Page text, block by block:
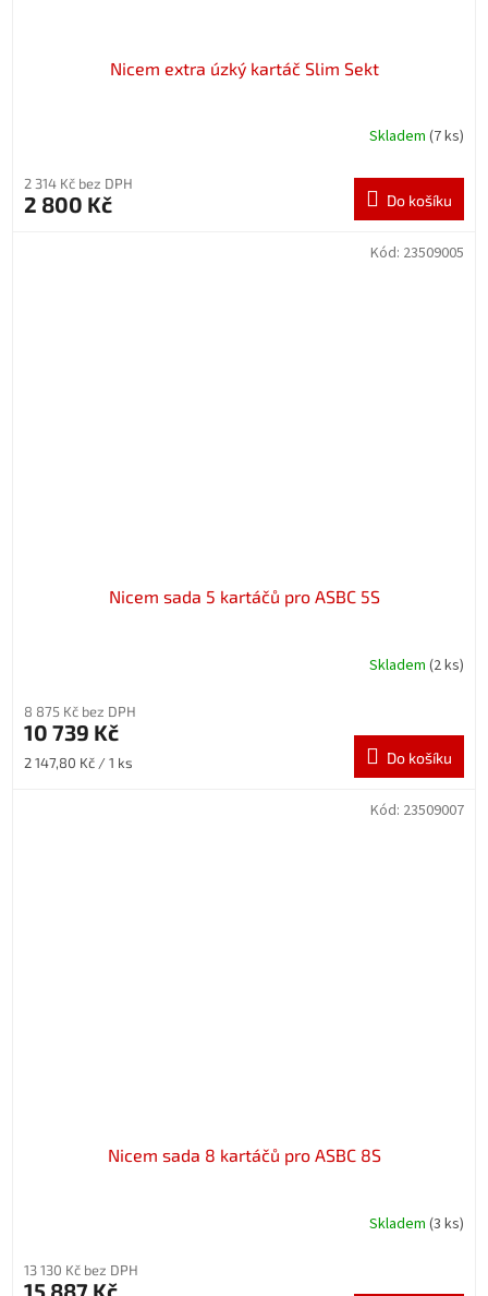
Nicem extra úzký kartáč Slim Sekt
Skladem (7 ks)
2 314 Kč bez DPH
2 800 Kč Do košíku
Nicem sada 5 kartáčů pro ASBC 5S
Skladem (2 ks)
8 875 Kč bez DPH
10 739 Kč
Měrná
2 147,80 Kč / 1 ks Do košíku
Kód: 23509005
Nicem sada 8 kartáčů pro ASBC 8S
Skladem (3 ks)
13 130 Kč bez DPH
15 887 Kč
Kód: 23509007